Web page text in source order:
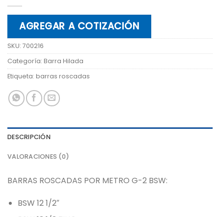
AGREGAR A COTIZACIÓN
SKU: 700216
Categoría: Barra Hilada
Etiqueta: barras roscadas
DESCRIPCIÓN
VALORACIONES (0)
BARRAS ROSCADAS POR METRO G-2 BSW:
BSW 12 1/2″